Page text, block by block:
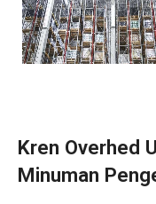
Kren Overhed
Minuman